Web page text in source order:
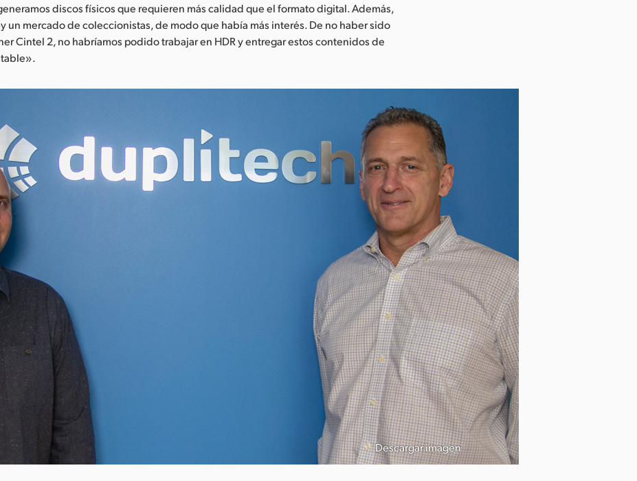
discos físicos que requieren más calidad que el formato digital. Además,
un mercado de coleccionistas, de modo que había más interés. De no haber sido
Cintel 2, no habríamos podido trabajar en HDR y entregar estos contenidos de
Descargar imagen